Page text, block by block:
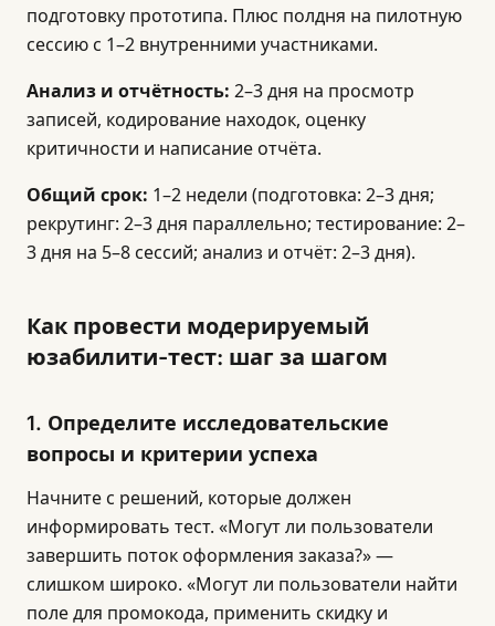
подготовку прототипа. Плюс полдня на пилотную
сессию с 1–2 внутренними участниками.
Анализ и отчётность: 2–3 дня на просмотр
записей, кодирование находок, оценку
критичности и написание отчёта.
Общий срок: 1–2 недели (подготовка: 2–3 дня;
рекрутинг: 2–3 дня параллельно; тестирование: 2–
3 дня на 5–8 сессий; анализ и отчёт: 2–3 дня).
Как провести модерируемый
юзабилити-тест: шаг за шагом
1. Определите исследовательские
вопросы и критерии успеха
Начните с решений, которые должен
информировать тест. «Могут ли пользователи
завершить поток оформления заказа?» —
слишком широко. «Могут ли пользователи найти
поле для промокода, применить скидку и